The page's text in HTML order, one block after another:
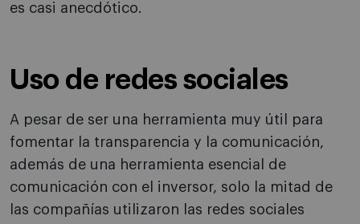
es casi anecdótico.
Uso de redes sociales
A pesar de ser una herramienta muy útil para
fomentar la transparencia y la comunicación,
además de una herramienta esencial de
comunicación con el inversor, solo la mitad de
las compañías utilizaron las redes sociales